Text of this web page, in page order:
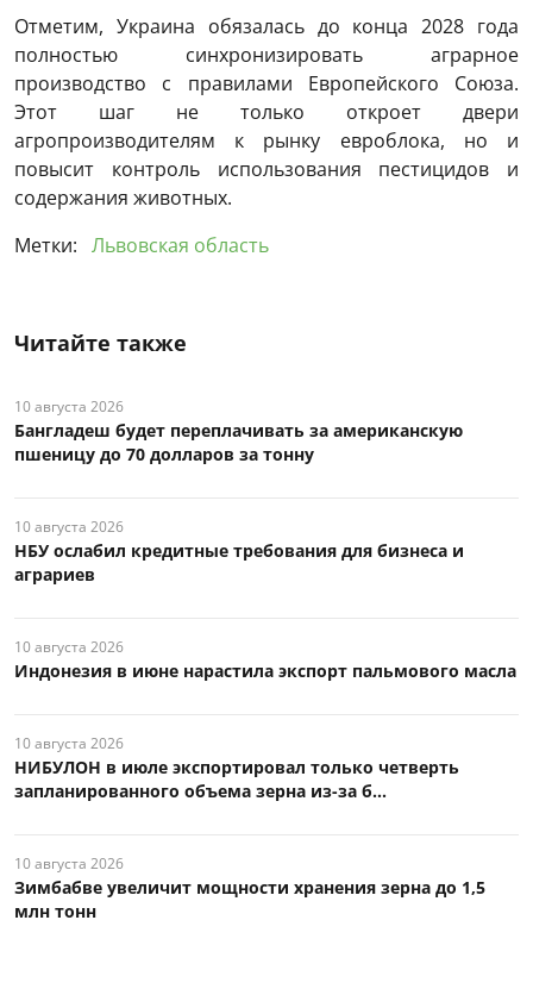
Отметим, Украина обязалась до конца 2028 года
полностью синхронизировать аграрное
производство с правилами Европейского Союза.
Этот шаг не только откроет двери
агропроизводителям к рынку евроблока, но и
повысит контроль использования пестицидов и
содержания животных.
Метки: Львовская область
Читайте также
10 августа 2026
Бангладеш будет переплачивать за американскую
пшеницу до 70 долларов за тонну
10 августа 2026
НБУ ослабил кредитные требования для бизнеса и
аграриев
10 августа 2026
Индонезия в июне нарастила экспорт пальмового масла
10 августа 2026
НИБУЛОН в июле экспортировал только четверть
запланированного объема зерна из-за б...
10 августа 2026
Зимбабве увеличит мощности хранения зерна до 1,5
млн тонн